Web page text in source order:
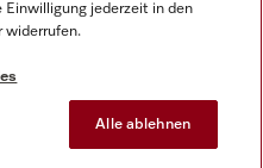
Einwilligung jederzeit in den
widerrufen.
Alle ablehnen